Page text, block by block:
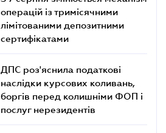
операцій із тримісячними
лімітованими депозитними
сертифікатами
ДПС роз'яснила податкові
наслідки курсових коливань,
боргів перед колишніми ФОП і
послуг нерезидентів